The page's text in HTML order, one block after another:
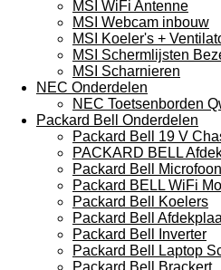
MSI WiFi Antenne
MSI Webcam inbouw
MSI Koeler's +
MSI Schermlijsten
MSI Scharnieren
NEC Onderdelen
NEC Toetsenborden
Packard Bell Onderdelen
Packard Bell 19 V
PACKARD BELL
Packard Bell
Packard BELL WiFi
Packard Bell Koelers
Packard Bell
Packard Bell Inverter
Packard Bell Laptop
Packard Bell Brackert